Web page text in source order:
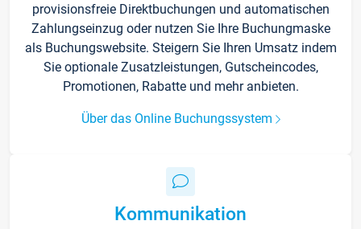
provisionsfreie Direktbuchungen und automatischen
Zahlungseinzug oder nutzen Sie Ihre Buchungmaske
als Buchungswebsite. Steigern Sie Ihren Umsatz indem
Sie optionale Zusatzleistungen, Gutscheincodes,
Promotionen, Rabatte und mehr anbieten.
Über das Online Buchungssystem
Kommunikation